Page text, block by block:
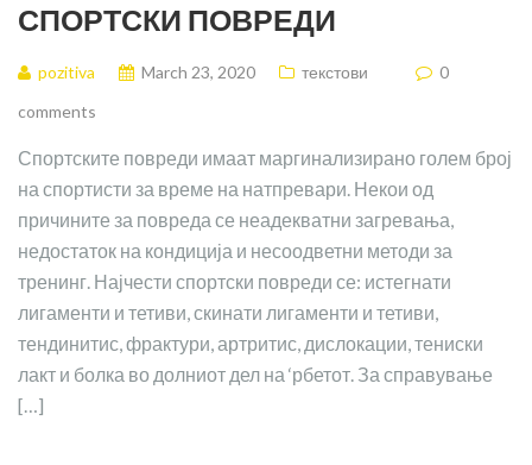
СПОРТСКИ ПОВРЕДИ
pozitiva March 23, 2020 текстови
0
comments
Спортските повреди имаат маргинализирано голем број
на спортисти за време на натпревари. Некои од
причините за повреда се неадекватни загревања,
недостаток на кондиција и несоодветни методи за
тренинг. Најчести спортски повреди се: истегнати
лигаменти и тетиви, скинати лигаменти и тетиви,
тендинитис, фрактури, артритис, дислокации, тениски
лакт и болка во долниот дел на ‘рбетот. За справување
[…]